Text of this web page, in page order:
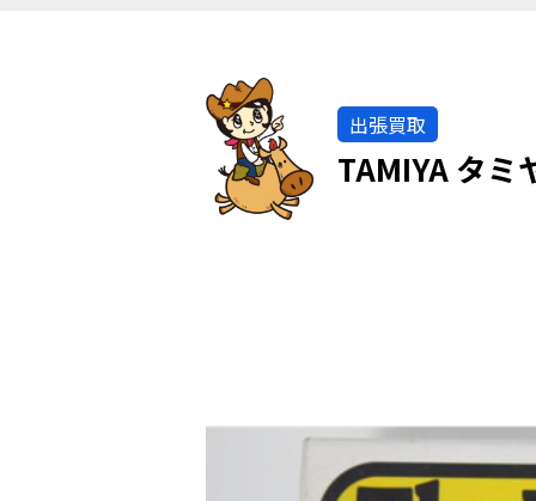
出張買取
TAMIYA タミ